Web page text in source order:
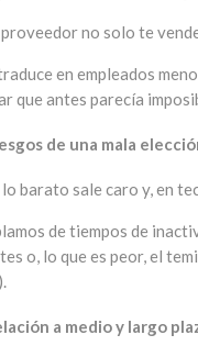
proveedor no solo te
en empleados
que antes parecía
de una mala
lo barato sale caro y, en
de tiempos de
o, lo que es peor, el
a medio y largo